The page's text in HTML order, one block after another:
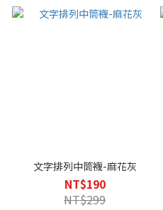
文字排列中筒襪-麻花灰
NT$190
NT$299